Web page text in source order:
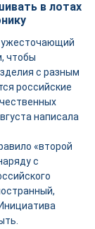
в лотах
ужесточающий
чтобы
с разным
российские
написала
«второй
с